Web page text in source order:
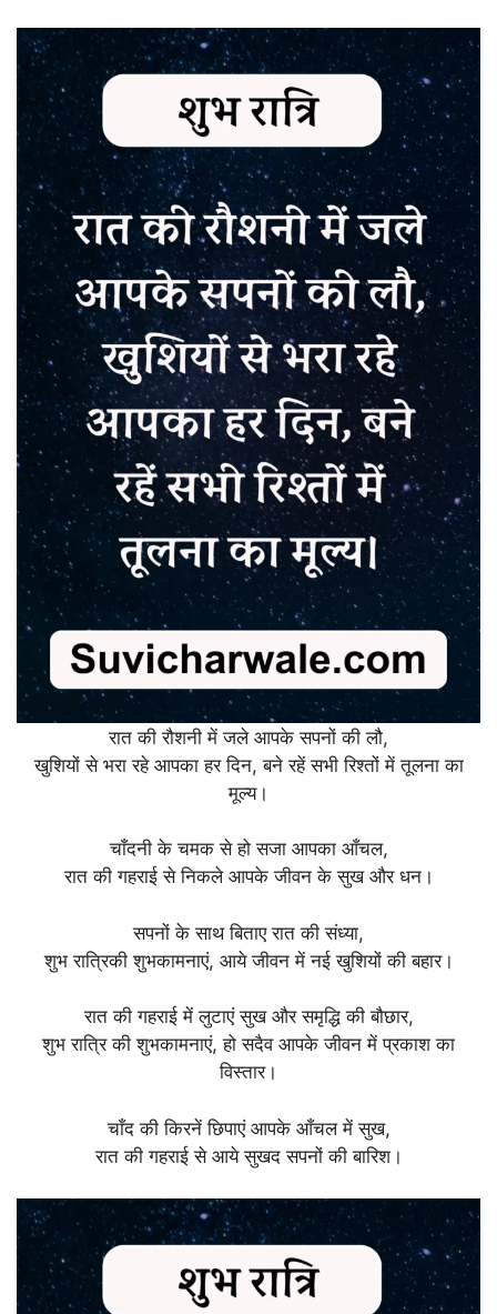
रात की रौशनी में जले आपके सपनों की लौ,
खुशियों से भरा रहे आपका हर दिन, बने रहें सभी रिश्तों में तूलना का
मूल्य।
चाँदनी के चमक से हो सजा आपका आँचल,
रात की गहराई से निकले आपके जीवन के सुख और धन।
सपनों के साथ बिताए रात की संध्या,
शुभ रात्रिकी शुभकामनाएं, आये जीवन में नई खुशियों की बहार।
रात की गहराई में लुटाएं सुख और समृद्धि की बौछार,
शुभ रात्रि की शुभकामनाएं, हो सदैव आपके जीवन में प्रकाश का
विस्तार।
चाँद की किरनें छिपाएं आपके आँचल में सुख,
रात की गहराई से आये सुखद सपनों की बारिश।